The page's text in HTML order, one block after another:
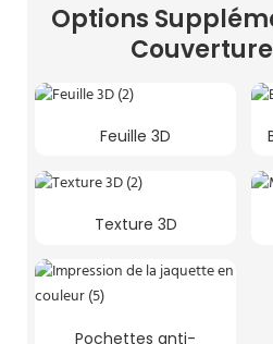
Options
Feuille 3D
Texture 3D
Pochettes anti-